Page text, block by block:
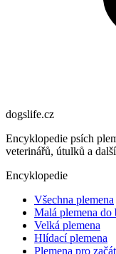
dogslife.cz
Encyklopedie psích
veterinářů, útulků a
Encyklopedie
Všechna plemena
Malá plemena do
Velká plemena
Hlídací plemena
Plemena pro